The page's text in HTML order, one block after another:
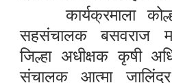
कार्यक्रमाला
सहसंचालक बसवराज
जिल्हा अधीक्षक कृषी
संचालक आत्मा